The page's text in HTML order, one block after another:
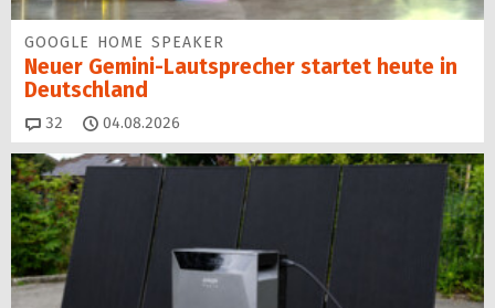
GOOGLE HOME SPEAKER
Neuer Gemini-Laut­spre­cher startet heu­te in
Deutschland
32 Kommentare
04.08.2026